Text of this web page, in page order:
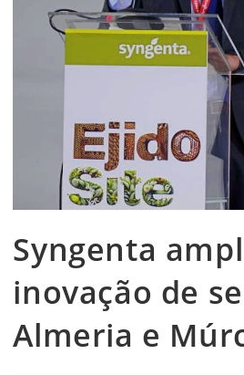
Syngenta
inovação de
Almeria e